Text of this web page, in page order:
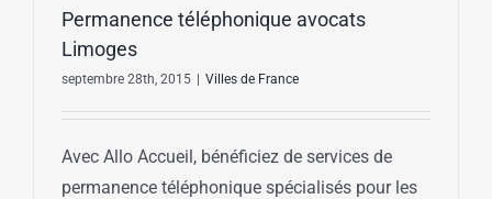
Permanence téléphonique avocats
Limoges
septembre 28th, 2015 Villes de France
Avec Allo Accueil, bénéficiez de services de
permanence téléphonique spécialisés pour les